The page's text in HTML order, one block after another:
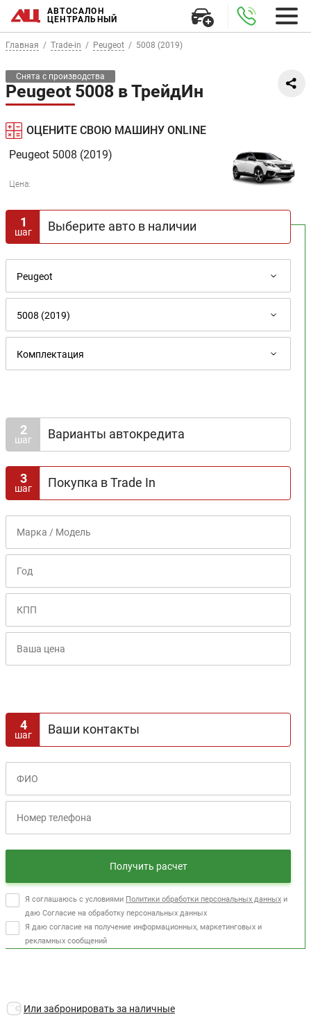
АВТОСАЛОН
ЦЕНТРАЛЬНЫЙ
Главная Trade-in Peugeot 5008 (2019)
Снята с производства
Peugeot 5008 в ТрейдИн
ОЦЕНИТЕ СВОЮ МАШИНУ ONLINE
1
шаг Выберите авто в наличии
Peugeot 5008 (2019)
Цена:
2
шаг Варианты автокредита
Доступна госпрограмма
Срок кредита
1 2
Первоначальный взнос
0% 10% 20% 30% 40% 50% 60% 70%
Расчет кредита
3
шаг Покупка в Trade In
4
шаг Ваши контакты
Получить расчет
Я соглашаюсь с условиями Политики обработки персональных данных и
даю Согласие на обработку персональных данных
Я даю согласие на получение информационных, маркетинговых и
рекламных сообщений
Или забронировать за наличные